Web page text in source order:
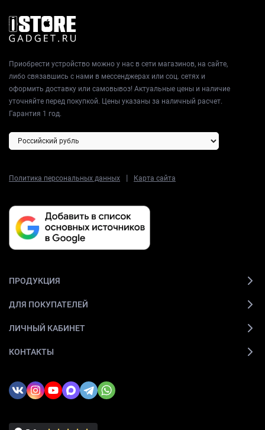
Приобрести устройство можно у нас в сети магазинов, на сайте,
либо связавшись с нами в мессенджерах или соц. сетях и
оформить доставку или самовывоз! Актуальные цены и наличие
уточняйте перед покупкой. Цены указаны за наличный расчет.
Гарантия 1 год.
Политика персональных данных | Карта сайта
ПРОДУКЦИЯ
ДЛЯ ПОКУПАТЕЛЕЙ
ЛИЧНЫЙ КАБИНЕТ
КОНТАКТЫ